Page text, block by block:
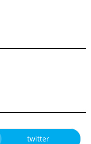
twitter